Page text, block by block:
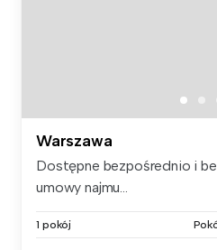
Warszawa
Dostępne bezpośrednio i
umowy najmu...
1 pokój